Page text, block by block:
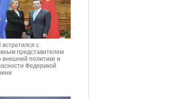
встретился с
представителем
внешней политике и
Федерикой